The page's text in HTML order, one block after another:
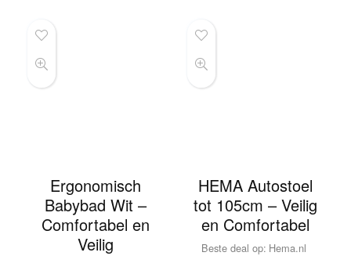
Ergonomisch
Babybad Wit –
Comfortabel en
Veilig
HEMA Autostoel
tot 105cm – Veilig
en Comfortabel
Beste deal op: hema.nl